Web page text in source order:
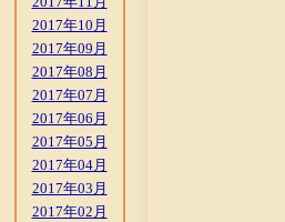
2017年10月
2017年09月
2017年08月
2017年07月
2017年06月
2017年05月
2017年04月
2017年03月
2017年02月